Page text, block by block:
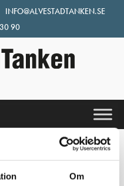
Om
INFO@ALVESTADTANKEN.SE
90